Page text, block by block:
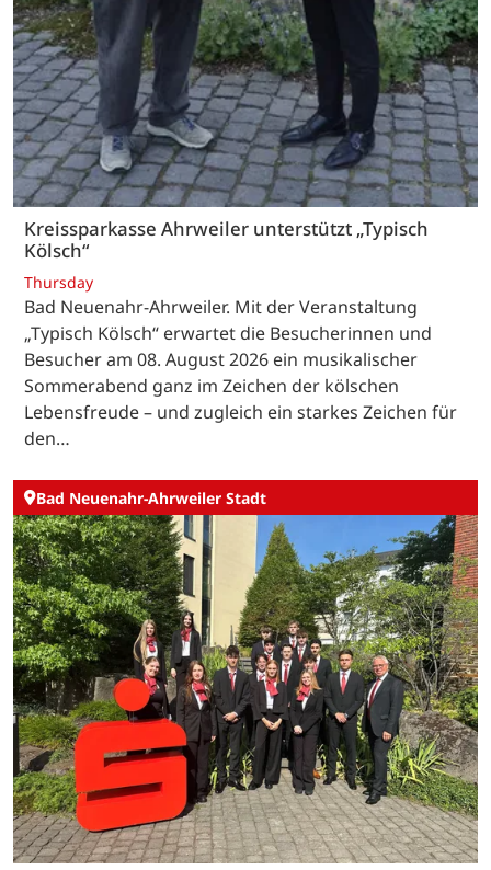
Kreissparkasse Ahrweiler unterstützt „Typisch
Kölsch“
Thursday
Bad Neuenahr-Ahrweiler. Mit der Veranstaltung
„Typisch Kölsch“ erwartet die Besucherinnen und
Besucher am 08. August 2026 ein musikalischer
Sommerabend ganz im Zeichen der kölschen
Lebensfreude – und zugleich ein starkes Zeichen für
den…
Bad Neuenahr-Ahrweiler Stadt